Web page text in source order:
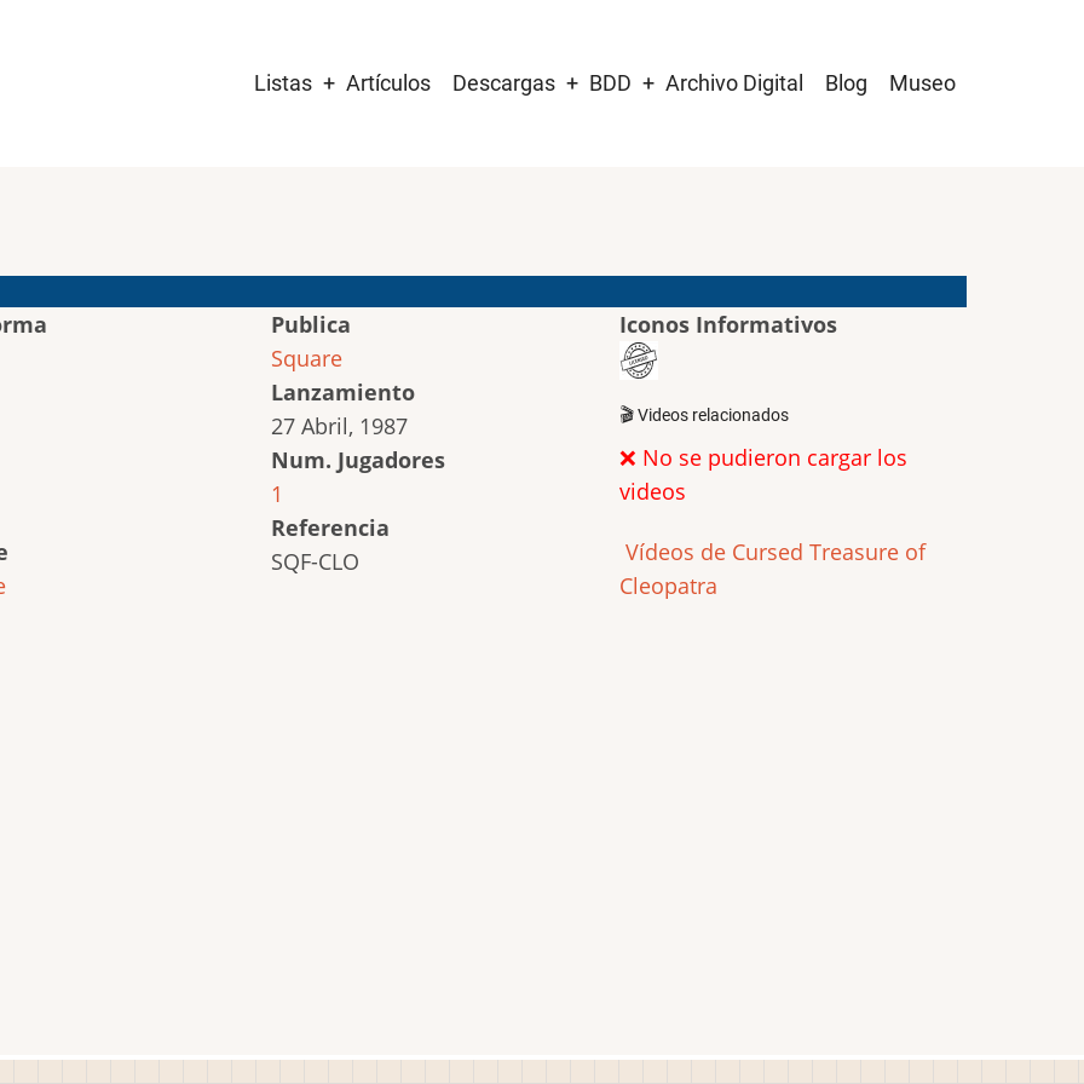
navigation
Listas Artículos Descargas BDD Archivo Digital Blog Museo
Publica
Square
Lanzamiento
27 Abril, 1987
Num. Jugadores
1
Referencia
SQF-CLO
Iconos Informativos
🎬 Videos relacionados
❌ No se pudieron cargar los
videos
Vídeos de Cursed Treasure of
Cleopatra